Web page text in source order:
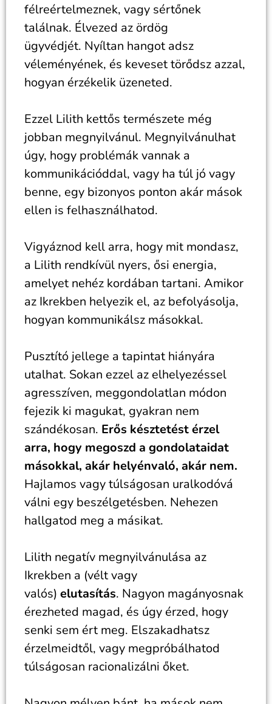
félreértelmeznek, vagy sértőnek
találnak. Élvezed az ördög
ügyvédjét. Nyíltan hangot adsz
véleményének, és keveset törődsz azzal,
hogyan érzékelik üzeneted.
Ezzel Lilith kettős természete még
jobban megnyilvánul. Megnyilvánulhat
úgy, hogy problémák vannak a
kommunikációddal, vagy ha túl jó vagy
benne, egy bizonyos ponton akár mások
ellen is felhasználhatod.
Vigyáznod kell arra, hogy mit mondasz,
a Lilith rendkívül nyers, ősi energia,
amelyet nehéz kordában tartani. Amikor
az Ikrekben helyezik el, az befolyásolja,
hogyan kommunikálsz másokkal.
Pusztító jellege a tapintat hiányára
utalhat. Sokan ezzel az elhelyezéssel
agresszíven, meggondolatlan módon
fejezik ki magukat, gyakran nem
szándékosan. Erős késztetést érzel
arra, hogy megoszd a gondolataidat
másokkal, akár helyénvaló, akár nem.
Hajlamos vagy túlságosan uralkodóvá
válni egy beszélgetésben. Nehezen
hallgatod meg a másikat.
Lilith negatív megnyilvánulása az
Ikrekben a (vélt vagy
valós) elutasítás. Nagyon magányosnak
érezheted magad, és úgy érzed, hogy
senki sem ért meg. Elszakadhatsz
érzelmeidtől, vagy megpróbálhatod
túlságosan racionalizálni őket.